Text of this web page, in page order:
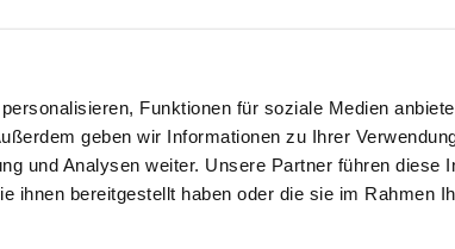
Funktionen für soziale Medien
geben wir Informationen zu Ihrer
und Analysen weiter. Unsere Partner führen diese
ihnen bereitgestellt haben oder die sie im Rahmen